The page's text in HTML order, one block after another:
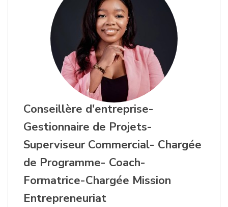
Conseillère d'entreprise-
Gestionnaire de Projets-
Superviseur Commercial- Chargée
de Programme- Coach-
Formatrice-Chargée Mission
Entrepreneuriat